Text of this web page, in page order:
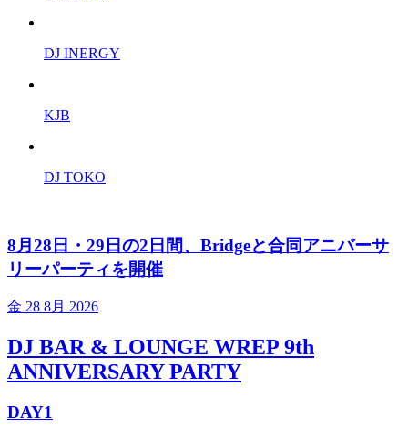
DJ INERGY
KJB
DJ TOKO
8月28日・29日の2日間、Bridgeと合同アニバーサ
リーパーティを開催
金 28 8月 2026
DJ BAR & LOUNGE WREP 9th
ANNIVERSARY PARTY
DAY1